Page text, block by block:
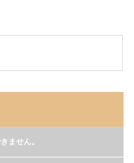
ません。